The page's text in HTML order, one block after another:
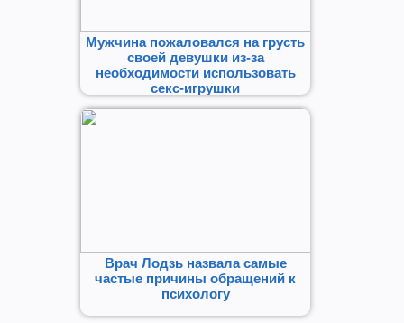
Мужчина пожаловался на грусть
своей девушки из-за
необходимости использовать
секс-игрушки
Врач Лодзь назвала самые
частые причины обращений к
психологу